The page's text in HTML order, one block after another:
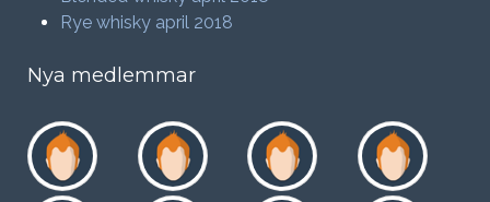
Rye whisky april 2018
Nya medlemmar